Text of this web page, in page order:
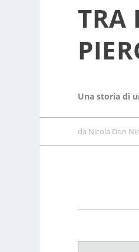
TRA
Una storia di
da Nicola Don